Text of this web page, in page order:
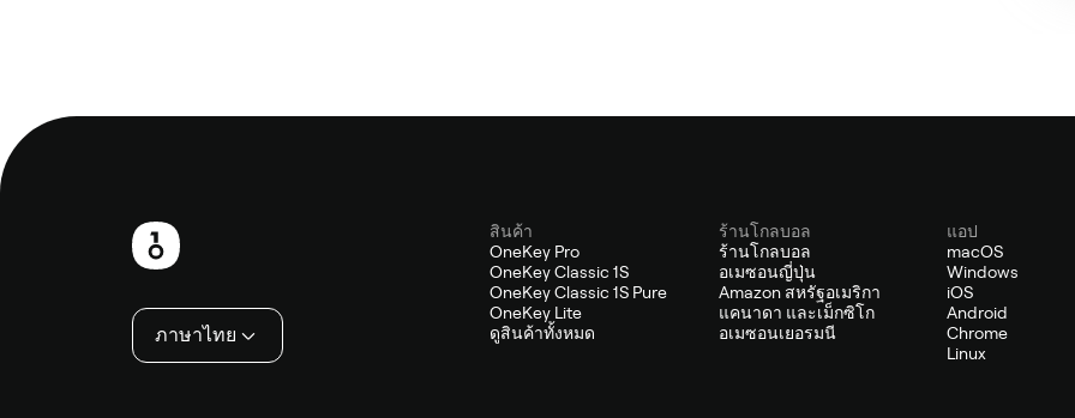
ภาษาไทย
สินค้า
OneKey Pro
OneKey Classic 1S
OneKey Classic 1S Pure
OneKey Lite
ดูสินค้าทั้งหมด
ร้านโกลบอล
ร้านโกลบอล
อเมซอนญี่ปุ่น
Amazon สหรัฐอเมริกา
แคนาดา และเม็กซิโก
อเมซอนเยอรมนี
แอป
macOS
Windows
iOS
Android
Chrome
Linux